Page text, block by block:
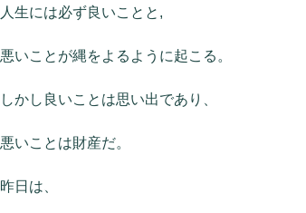
人生には必ず良いことと,
悪いことが縄をよるように起こる。
しかし良いことは思い出であり、
悪いことは財産だ。
昨日は、